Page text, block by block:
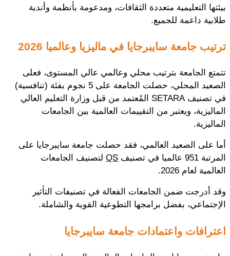
بيئتها التعليمية متعددة الثقافات، ومدعومة بأنظمة وأندية
طلابية داعمة للجميع.
ترتيب جامعة سايبرجايا في ماليزيا وعالميا 2026
تتمتع الجامعة بترتيب محلي وعالمي عالي المستوى، فعلى
الصعيد المحلي، حصلت الجامعة على 5 نجوم بفئة (تنافسية)
في تصنيف SETARA المُعتمد من قبل وزارة التعليم العالي
الماليزية، ويعتبر من التقييمات العالمية بين الجامعات
الماليزية.
أما على الصعيد العالمي، فقد حصلت جامعة سايبرجايا على
المرتبة 951 عالميا في تصنيف
QS لتصنيف الجامعات
العالمية لعام 2026.
وقد أدرجت ضمن الجامعات الفعالة في تصنيفات التأثير
الإجتماعي، بفضل برامجها التطوعية القوية والشاملة.
اعترافات واعتمادات جامعة سايبرجايا